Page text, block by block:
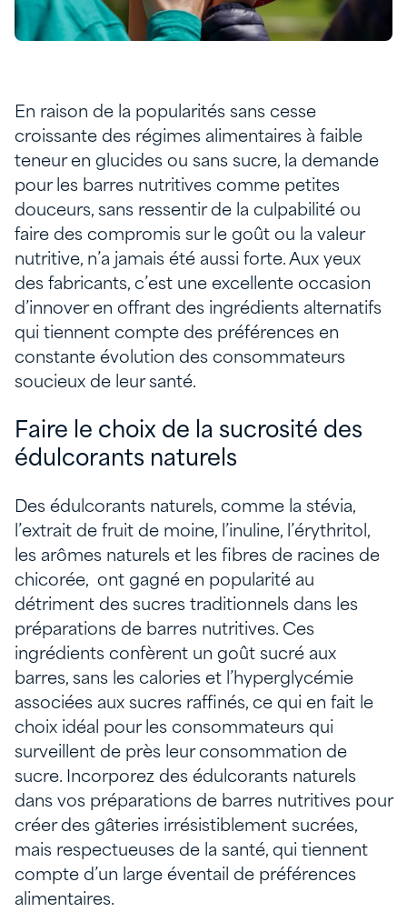
En raison de la popularités sans cesse
croissante des régimes alimentaires à faible
teneur en glucides ou sans sucre, la demande
pour les barres nutritives comme petites
douceurs, sans ressentir de la culpabilité ou
faire des compromis sur le goût ou la valeur
nutritive, n’a jamais été aussi forte. Aux yeux
des fabricants, c’est une excellente occasion
d’innover en offrant des ingrédients alternatifs
qui tiennent compte des préférences en
constante évolution des consommateurs
soucieux de leur santé.
Faire le choix de la sucrosité des
édulcorants naturels
Des édulcorants naturels, comme la stévia,
l’extrait de fruit de moine, l’inuline, l’érythritol,
les arômes naturels et les fibres de racines de
chicorée, ont gagné en popularité au
détriment des sucres traditionnels dans les
préparations de barres nutritives. Ces
ingrédients confèrent un goût sucré aux
barres, sans les calories et l’hyperglycémie
associées aux sucres raffinés, ce qui en fait le
choix idéal pour les consommateurs qui
surveillent de près leur consommation de
sucre. Incorporez des édulcorants naturels
dans vos préparations de barres nutritives pour
créer des gâteries irrésistiblement sucrées,
mais respectueuses de la santé, qui tiennent
compte d’un large éventail de préférences
alimentaires.